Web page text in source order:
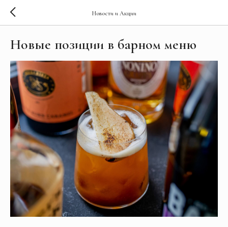
Новости и Акции
Новые позиции в барном меню